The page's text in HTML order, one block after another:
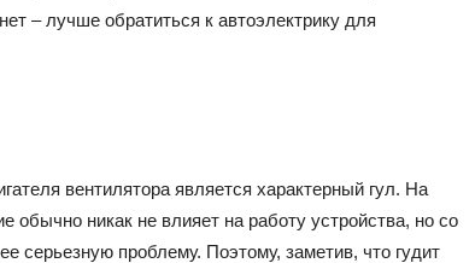
– лучше обратиться к автоэлектрику для
вентилятора является характерный гул. На
обычно никак не влияет на работу устройства, но со
серьезную проблему. Поэтому, заметив, что гудит